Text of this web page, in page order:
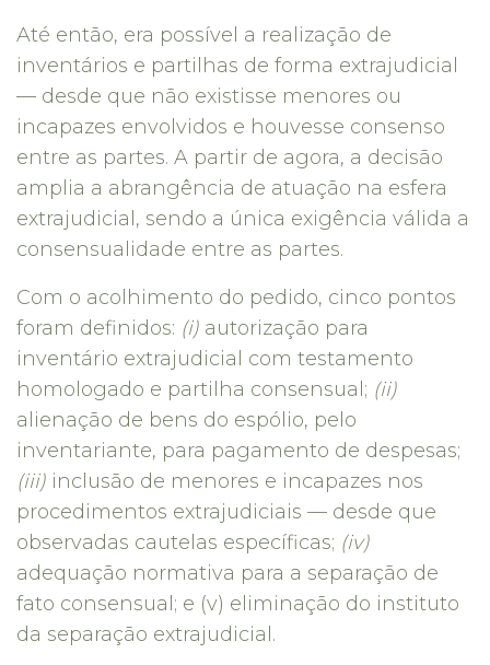
Até então, era possível a realização de
inventários e partilhas de forma extrajudicial
— desde que não existisse menores ou
incapazes envolvidos e houvesse consenso
entre as partes. A partir de agora, a decisão
amplia a abrangência de atuação na esfera
extrajudicial, sendo a única exigência válida a
consensualidade entre as partes.
Com o acolhimento do pedido, cinco pontos
foram definidos: (i) autorização para
inventário extrajudicial com testamento
homologado e partilha consensual; (ii)
alienação de bens do espólio, pelo
inventariante, para pagamento de despesas;
(iii) inclusão de menores e incapazes nos
procedimentos extrajudiciais — desde que
observadas cautelas específicas; (iv)
adequação normativa para a separação de
fato consensual; e (v) eliminação do instituto
da separação extrajudicial.